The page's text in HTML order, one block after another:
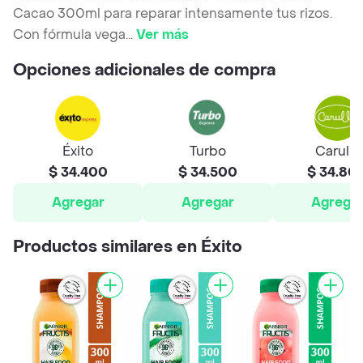
Cacao 300ml para reparar intensamente tus rizos.
Con fórmula vega...Ver más
Opciones adicionales de compra
Éxito
$ 34.400
Agregar
Turbo
$ 34.500
Agregar
Carulla
$
Agregar
Productos similares en Éxito